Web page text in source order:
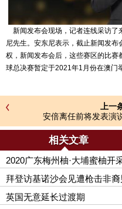
新闻发布会现场，记者连线采访了
尼先生。安东尼表示，截止新闻发
权，新闻发布会后，这些赛区的比
球总决赛暂定于2021年1月份在澳门
上一
安倍离任前将发表演
相关文章
2020广东梅州柚·大埔蜜柚开
拜登访基诺沙会见遭枪击非
英国无意延长过渡期